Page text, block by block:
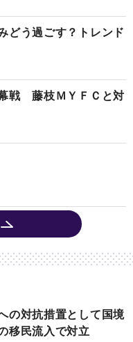
どう過ごす？トレンド
戦 藤枝ＭＹＦＣと対
の対抗措置として国境
移民流入で対立